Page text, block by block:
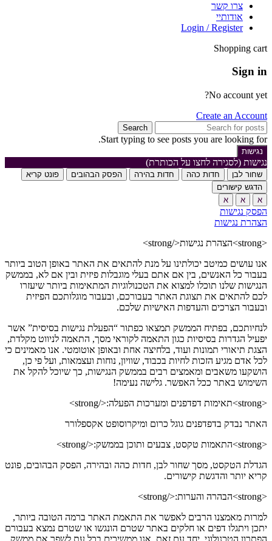
צרו קשר
אודותיי
Login / Register
Shopping cart
Sign in
No account yet?
Create an Account
Search
Start typing to see posts you are looking for.
נגישות
נגישות (לסגירה לחצו על הכותרת)
שחור לבן חדות כהה חדות בהירה הפסק הבהובים
פונט קריא
הדגש קישורים
א
א א
הפסק נגישות
הצהרת נגישות
<strong>הצהרת נגישות</strong>
אנו עושים כמיטב יכולתינו על מנת להתאים את האתר באופן הטוב ביותר
בעבור כל האנשים, בין אם אתם בעלי מוגבלות פיזית ובין אם לא, בממשק
הנגישות שלנו תוכלו למצוא את הטכנולוגיות המתאימות ביותר שיעזרו
לכם להתאים את תצוגת האתר בעבורכם, ובעבור מוגלותכם הפיזית
ובעבור הצרכים והעדפות האישיות שלכם.
לנחיותכם, בפתיח הממשק תמצאו כפתור “הפעלת נגישות בסיסית” אשר
יפעיל הגדרות בסיסיות כגון התאמה לקוראי מסך, התאמה לניווט מקלדת,
הצגת תיאורי תמונות ועוד, בלחיצה אחת ובאופן אוטומטי. אנו מאמינים כי
לכל אדם מגיע הזכות לחיות בכבוד, שוויון, נוחות ועצמאות, ועל פי כן,
הושקעו משאבים ומאמצים רבים בממשק הנגישות, כך שיוכל להקל את
השימוש באתר ככל האפשר. גלישה נעימה!
<strong>תאימות דפדפנים ומערכות הפעלה:</strong>
האתר נבדק בדפדפנים גוגל כרום ומיקרוסופט אקספלורר
<strong>התאמות טקסט, צבעים ותוכן בממשק:</strong>
הגדלת הטקסט, מסך שחור לבן, חדות כהה ובהירה, הפסק הבהובים, פונט
קריא יותר והדגשת קישורים.
<strong>הבהרה והערות:</strong>
למרות מאמצנו הרבים לאפשר את התאמת האתר ברמה הטובה ביותר,
יתכן ויתגלו דפים או חלקים באתר שטרם הונגשו או שטרם נמצא בעבורם
הפתרון הטכנולוגי. יחד עם זאת, אנו ממשיכים בכל עת לשפר את ממשק